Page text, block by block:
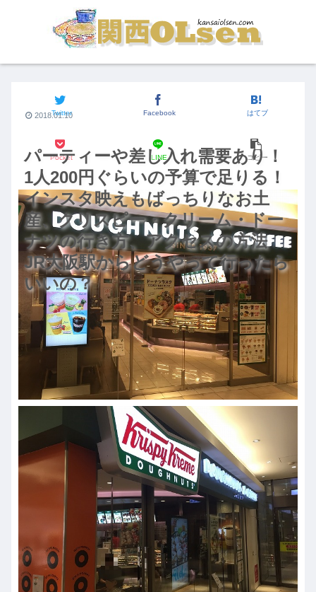
パーティーや差し入れ需要あり！
1人200円ぐらいの予算で足りる！
インスタ映えもばっちりなお土
産、クリスピー・クリーム・ドー
ナツの行き方、アクセスの方法
JR大阪駅からどうやって行ったら
いいの？
Twitter Facebook はてブ
Pocket LINE コピー
2018.01.10